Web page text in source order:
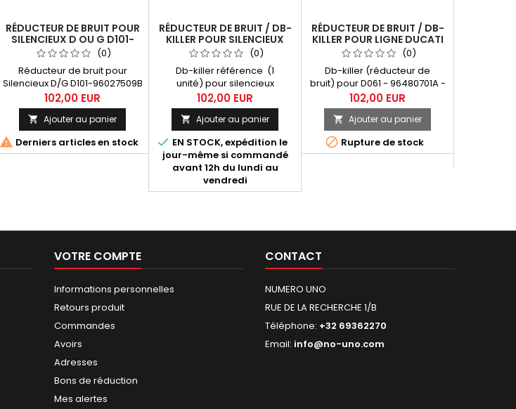
RÉDUCTEUR DE BRUIT POUR
SILENCIEUX D OU G D101-
96027509B (1 PIÈCE)
(0)
Réducteur de bruit pour
Silencieux D/G D101-96027509B
(1 pièce). Dimensions:
Diamètre extérieur 48mm
Longeur totale 113 mm / tube
100 mm Diamètre passage
des gaz 20 mm
102,00 EUR
 Ajouter au panier
 Derniers articles en stock
RÉDUCTEUR DE BRUIT / DB-
KILLER POUR SILENCIEUX
D061
(0)
Db-killer référence (1
unité) pour silencieux
Termignoni D013 - D039 - D061
- D072 - D086 - D088. Livré
avec vis de fixation.
102,00 EUR
 Ajouter au panier
 EN STOCK, expédition le
jour-même si commandé
avant 12h du lundi au
vendredi
RÉDUCTEUR DE BRUIT / DB-
KILLER POUR LIGNE DUCATI
MTS 1200 (0)
Db-killer (réducteur de
bruit) pour D061 - 96480701A -
LIGNE COMPLETE 2x1 RACING
MTS1200 1106, D180 - 96481471A
- LIGNE COMPLETE 2x1 RACING
MTS1200 1504. Vis de fixation
incluse.
102,00 EUR
 Ajouter au panier
 Rupture de stock
VOTRE COMPTE
Informations personnelles
Retours produit
Commandes
Avoirs
Adresses
Bons de réduction
Mes alertes
CONTACT
NUMERO UNO
RUE DE LA RECHERCHE 1/B
Téléphone: +32 69362270
Email: info@no-uno.com